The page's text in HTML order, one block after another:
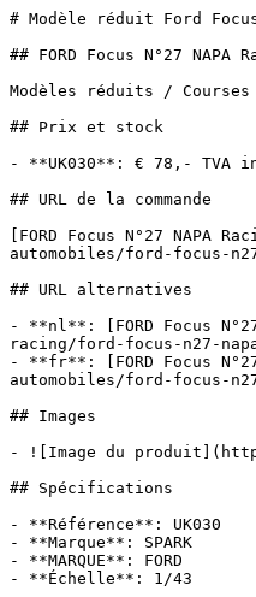
# Modèle réduit Ford
## FORD Focus N°27 NAPA
Modèles réduits / Courses
## Prix et stock
- **UK030**: € 78,- TVA
## URL de la commande
[FORD Focus N°27 NAPA
automobiles/ford-focus-
## URL alternatives
- **nl**: [FORD Focus
racing/ford-focus-n27-
- **fr**: [FORD Focus
automobiles/ford-focus-
## Images
- ![Image du
## Spécifications
- **Référence**: UK030
- **Marque**: SPARK
- **MARQUE**: FORD
- **Échelle**: 1/43